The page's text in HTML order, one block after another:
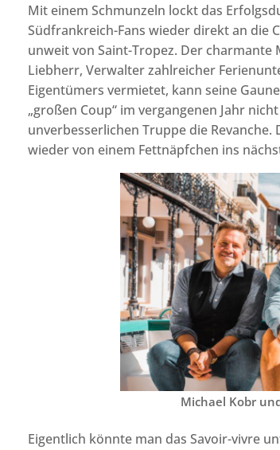
Mit einem Schmunzeln lockt das
Südfrankreich-Fans wieder direkt an die
unweit von Saint-Tropez. Der
Liebherr, Verwalter zahlreicher
Eigentümers vermietet, kann seine
„großen Coup“ im vergangenen Jahr
unverbesserlichen Truppe die
wieder von einem Fettnäpfchen ins
Michael Kobr
Eigentlich könnte man das Savoir-vivre